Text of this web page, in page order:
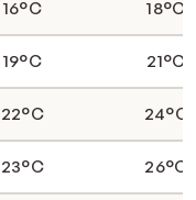
16°C 18°C
19°C 21°C
22°C 24°C
23°C 26°C